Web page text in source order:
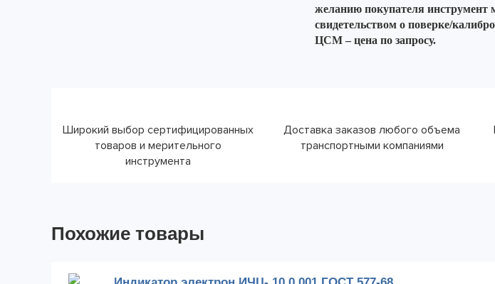
желанию покупателя инструмент
свидетельством о поверке/
ЦСМ – цена по запросу.
Широкий выбор сертифицированных
товаров и мерительного
инструмента
Доставка заказов любого объема
транспортными компаниями
Похожие товары